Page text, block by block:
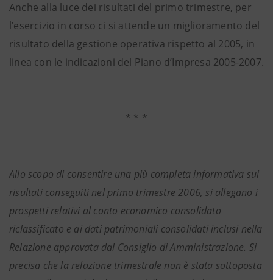
Anche alla luce dei risultati del primo trimestre, per
l’esercizio in corso ci si attende un miglioramento del
risultato della gestione operativa rispetto al 2005, in
linea con le indicazioni del Piano d’Impresa 2005-2007.
* * *
Allo scopo di consentire una più completa informativa sui
risultati conseguiti nel primo trimestre 2006, si allegano i
prospetti relativi al conto economico consolidato
riclassificato e ai dati patrimoniali consolidati inclusi nella
Relazione approvata dal Consiglio di Amministrazione. Si
precisa che la relazione trimestrale non è stata sottoposta